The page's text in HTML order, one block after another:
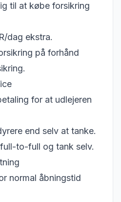
til at købe forsikring
dag ekstra.
på forhånd
for at udlejeren
end selv at tanke.
to-full og tank selv.
normal åbningstid